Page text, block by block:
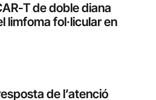
T de doble diana
limfoma fol·licular en
de l’atenció